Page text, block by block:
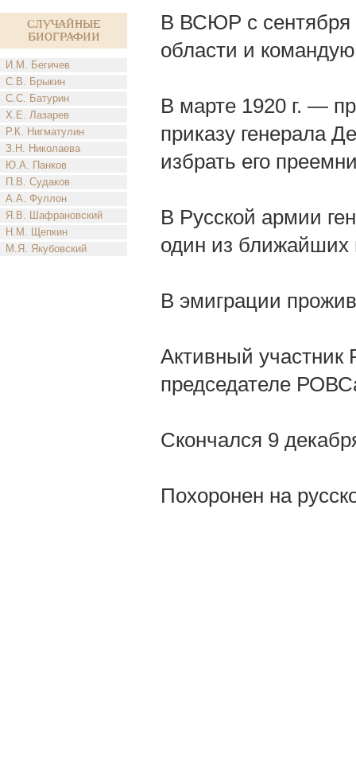
Случайные
биографии
И.М. Бегичев
С.В. Брыкин
С.С. Батурин
Х.Е. Лазарев
Р.К. Нигматулин
З.Н. Николаева
Ю.А. Панков
П.В. Судаков
А.А. Фуллон
Я.В. Шафрановский
Н.М. Щепкин
М.Я. Якубовский
В ВСЮР с сентября
области и
В марте 1920 г. —
приказу генерала
избрать его
В Русской армии
один из
В эмиграции
Активный
председателе
Скончался 9
Похоронен на